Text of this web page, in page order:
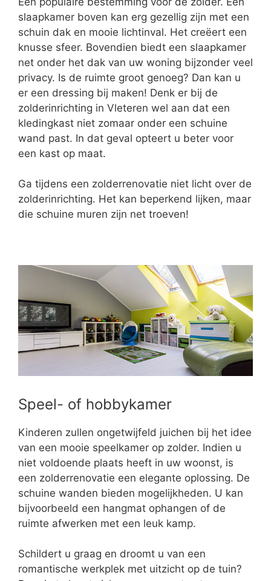
slaapkamer boven kan erg gezellig zijn met een
schuin dak en mooie lichtinval. Het creëert een
knusse sfeer. Bovendien biedt een slaapkamer
net onder het dak van uw woning bijzonder veel
privacy. Is de ruimte groot genoeg? Dan kan u
er een dressing bij maken! Denk er bij de
zolderinrichting in Vleteren wel aan dat een
kledingkast niet zomaar onder een schuine
wand past. In dat geval opteert u beter voor
een kast op maat.
Ga tijdens een zolderrenovatie niet licht over de
zolderinrichting. Het kan beperkend lijken, maar
die schuine muren zijn net troeven!
Speel- of hobbykamer
Kinderen zullen ongetwijfeld juichen bij het idee
van een mooie speelkamer op zolder. Indien u
niet voldoende plaats heeft in uw woonst, is
een zolderrenovatie een elegante oplossing. De
schuine wanden bieden mogelijkheden. U kan
bijvoorbeeld een hangmat ophangen of de
ruimte afwerken met een leuk kamp.
Schildert u graag en droomt u van een
romantische werkplek met uitzicht op de tuin?